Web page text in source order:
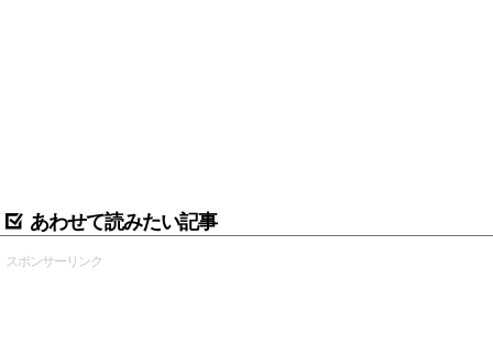
あわせて読みたい記事
スポンサーリンク